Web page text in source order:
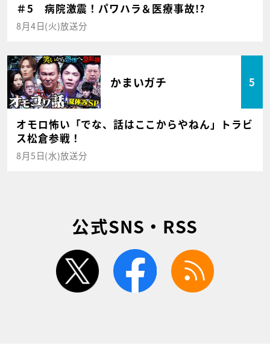
＃5 病院激震！パワハラ＆医療事故!?
8月4日(火)放送分
かまいガチ 5
オモロ怖い「でな、話はここからやねん」トラビ
ス松倉参戦！
8月5日(水)放送分
公式SNS・RSS
twitter facebook